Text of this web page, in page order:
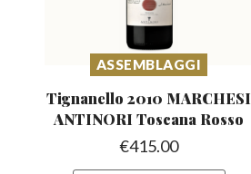
ASSEMBLAGGI
Tignanello 2010 MARCHESI
ANTINORI Toscana Rosso
€415.00